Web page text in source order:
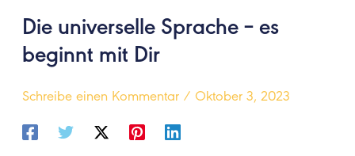
Die universelle Sprache – es
beginnt mit Dir
Schreibe einen Kommentar /Oktober 3, 2023